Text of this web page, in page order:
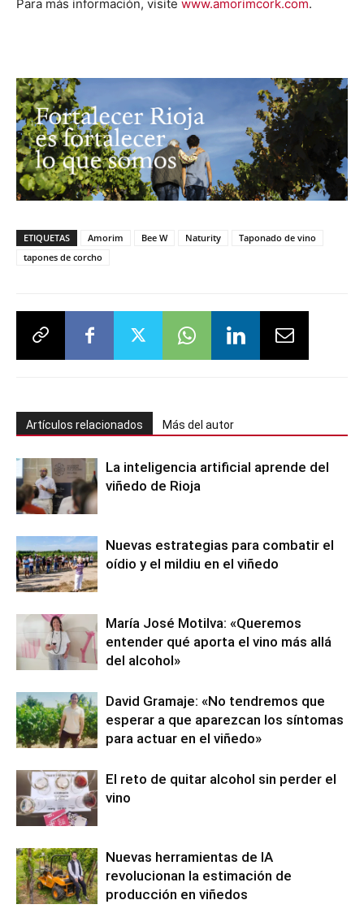
Para más información, visite www.amorimcork.com.
ETIQUETAS Amorim Bee W Naturity
Taponado de vino
tapones de corcho
Artículos relacionados Más del autor
La inteligencia artificial aprende del
viñedo de Rioja
Nuevas estrategias para combatir el
oídio y el mildiu en el viñedo
María José Motilva: «Queremos
entender qué aporta el vino más allá
del alcohol»
David Gramaje: «No tendremos que
esperar a que aparezcan los síntomas
para actuar en el viñedo»
El reto de quitar alcohol sin perder el
vino
Nuevas herramientas de IA
revolucionan la estimación de
producción en viñedos